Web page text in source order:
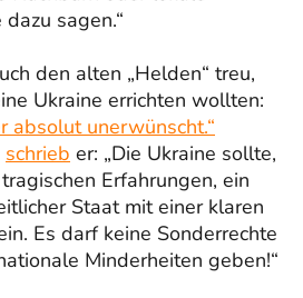
sagen.“
den alten „Helden“ treu,
Ukraine errichten wollten:
absolut unerwünscht.“
schrieb er: „Die Ukraine sollte,
Erfahrungen, ein
Staat mit einer klaren
Es darf keine Sonderrechte
Minderheiten geben!“